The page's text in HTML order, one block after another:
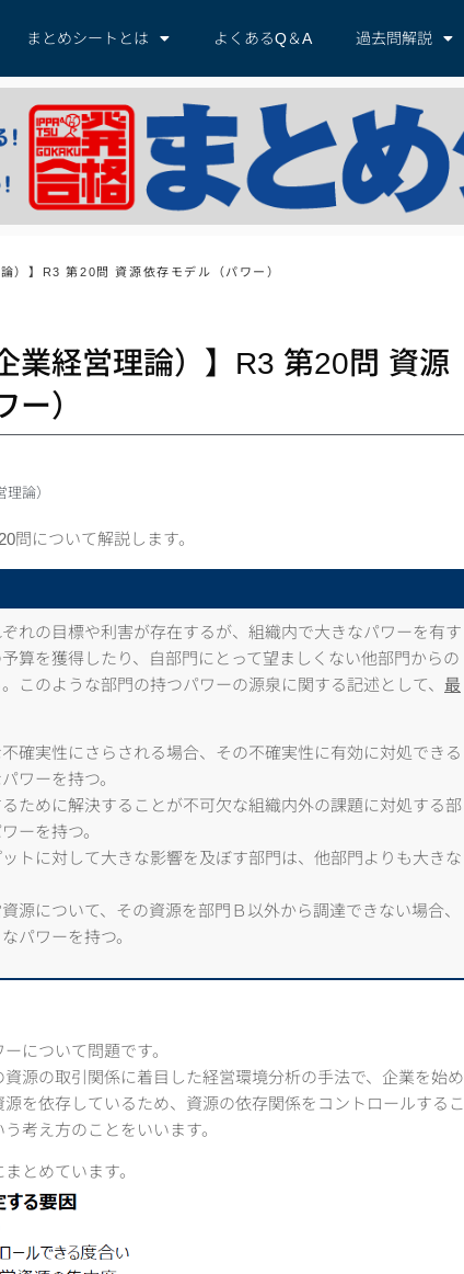
まとめシートとは よくあるQ＆A 過去問解説
）】R3 第20問 資源依存モデル（パワー）
業経営理論）】R3 第20問 資源
ー）
論）
問について解説します。
れの目標や利害が存在するが、組織内で大きなパワーを有す
算を獲得したり、自部門にとって望ましくない他部門からの
このような部門の持つパワーの源泉に関する記述として、 最
確実性にさらされる場合、その不確実性に有効に対処できる
ワーを持つ。
ために解決することが不可欠な組織内外の課題に対処する部
ーを持つ。
トに対して大きな影響を及ぼす部門は、他部門よりも大きな
について、その資源を部門Ｂ以外から調達できない場合、
パワーを持つ。
について問題です。
源の取引関係に着目した経営環境分析の手法で、企業を始め
を依存しているため、資源の依存関係をコントロールするこ
考え方のことをいいます。
とめています。